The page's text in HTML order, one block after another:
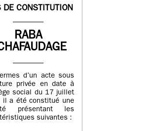
DE CONSTITUTION
RABA
d’un acte sous
privée en date à
social du 17 juillet
il a été constitué une
présentant les
suivantes :